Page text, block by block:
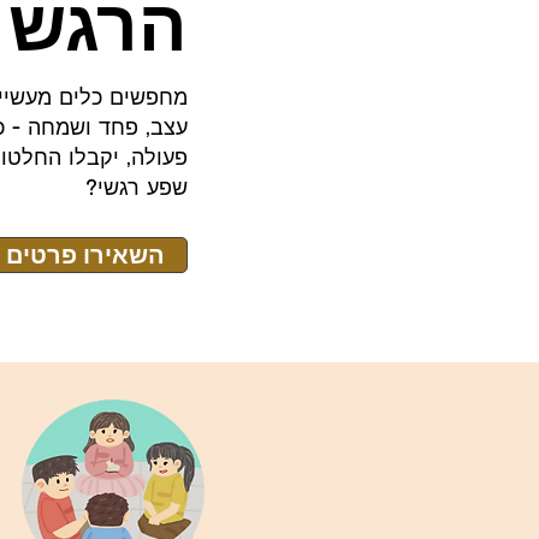
מחפשים כלים
עצב, פחד ושמחה -
פעולה, יקבלו
שפע רגשי?
השאירו